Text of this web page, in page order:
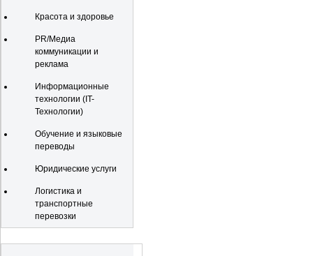
Красота и здоровье
PR/Медиа
коммуникации и
реклама
Информационные
технологии (IT-
Технологии)
Обучение и языковые
переводы
Юридические услуги
Логистика и
транспортные
перевозки